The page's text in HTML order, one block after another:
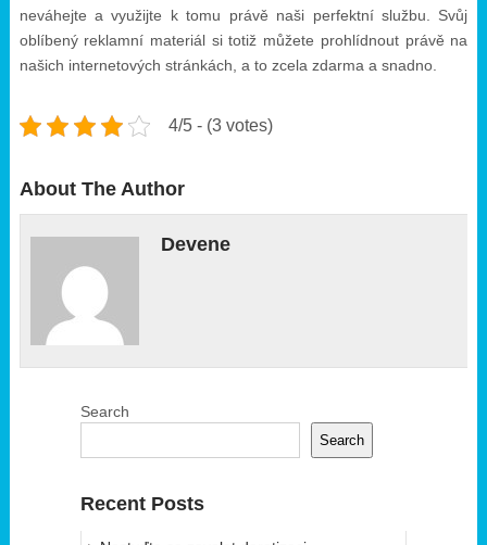
neváhejte a využijte k tomu právě naši perfektní službu. Svůj
oblíbený reklamní materiál si totiž můžete prohlídnout právě na
našich internetových stránkách, a to zcela zdarma a snadno.
4/5 - (3 votes)
About The Author
Devene
Search
Search
Recent Posts